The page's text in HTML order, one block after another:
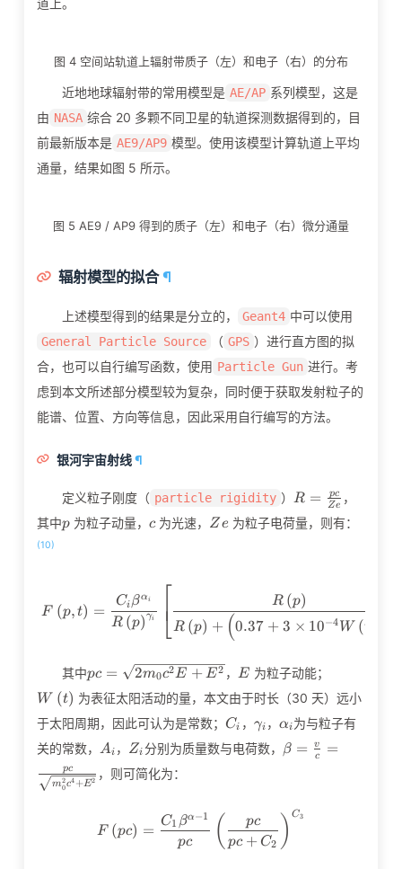
道上。
图 4 空间站轨道上辐射带质子（左）和电子（右）的分布
近地地球辐射带的常用模型是 AE/AP 系列模型，这是
由 NASA 综合 20 多颗不同卫星的轨道探测数据得到的，目
前最新版本是 AE9/AP9 模型。使用该模型计算轨道上平均
通量，结果如图 5 所示。
图 5 AE9 / AP9 得到的质子（左）和电子（右）微分通量
辐射模型的拟合¶
上述模型得到的结果是分立的， Geant4 中可以使用
General Particle Source （ GPS ）进行直方图的拟
合，也可以自行编写函数，使用 Particle Gun 进行。考
虑到本文所述部分模型较为复杂，同时便于获取发射粒子的
能谱、位置、方向等信息，因此采用自行编写的方法。
银河宇宙射线¶
定义粒子刚度（ particle rigidity ）
R=\frac{pc}
{Ze}
R = Ze
pc ，
其中p
p 为粒子动量，c
c 为光速， Ze
Ze 为粒子电荷量，则有：
(10)
F (p, t) =
R (p)γi
Ci βαi
⎣
⎢⎡
R (p) + (0.37 + 3 × 10−4 W (t
R (p)
其中pc=\sqrt{2m_0c^2E+E^2}
pc = 2m0c2E + E2 ， E
E 为粒子动能；
W (t) 为表征太阳活动的量，本文由于时长（30 天）远小
于太阳周期，因此可认为是常数；C_i
Ci ， \gamma_i
γi ， \alpha_i
αi 为与粒子有
关的常数，
A_i
Ai ， Z_i
Zi分别为质量数与电荷数，
\beta=\frac{v}
{c}=\frac{pc}
β = c
v =
m0
2c4 +E2
pc ，则可简化为：
F (pc) =
pc
C1 βα−1 ( pc + C2
pc ) C3